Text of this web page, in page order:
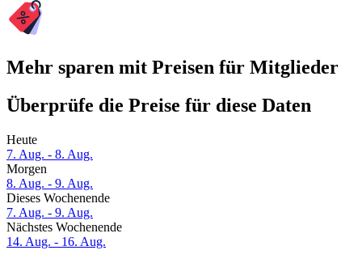
Mehr sparen mit Preisen für Mitglieder
Überprüfe die Preise für diese Daten
Heute
7. Aug. - 8. Aug.
Morgen
8. Aug. - 9. Aug.
Dieses Wochenende
7. Aug. - 9. Aug.
Nächstes Wochenende
14. Aug. - 16. Aug.